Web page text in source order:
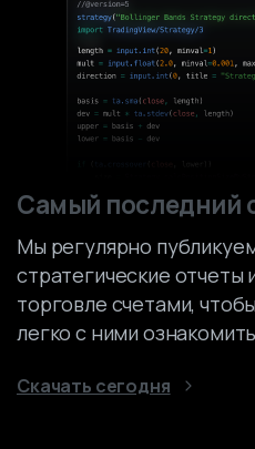
Самый последний
Мы регулярно
стратегические
торговле счетами,
легко с ними
Скачать сегодня